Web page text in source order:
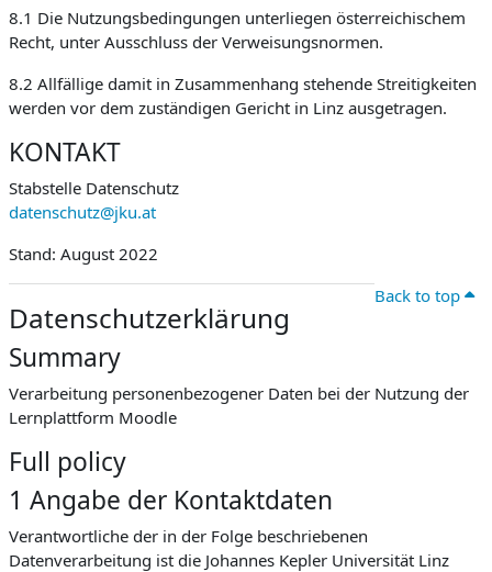
8.1 Die Nutzungsbedingungen unterliegen österreichischem
Recht, unter Ausschluss der Verweisungsnormen.
8.2 Allfällige damit in Zusammenhang stehende Streitigkeiten
werden vor dem zuständigen Gericht in Linz ausgetragen.
KONTAKT
Stabstelle Datenschutz
datenschutz@jku.at
Stand: August 2022
Back to top
Datenschutzerklärung
Summary
Verarbeitung personenbezogener Daten bei der Nutzung der
Lernplattform Moodle
Full policy
1 Angabe der Kontaktdaten
Verantwortliche der in der Folge beschriebenen
Datenverarbeitung ist die Johannes Kepler Universität Linz